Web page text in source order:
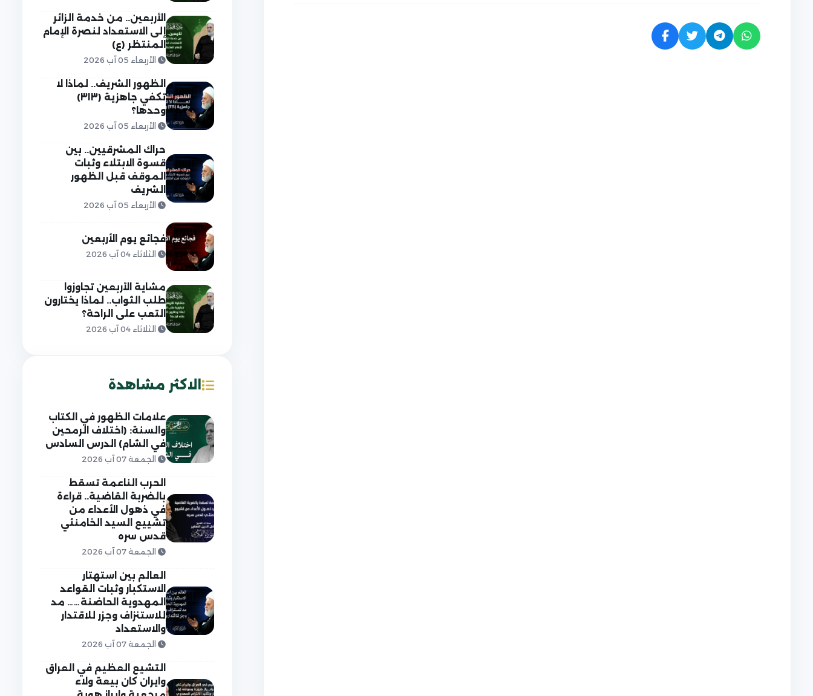
الأربعين.. من خدمة الزائر
إلى الاستعداد لنصرة الإمام
المنتظر (ع)
الأربعاء 05 آب 2026
الظهور الشريف.. لماذا لا
تكفي جاهزية (٣١٣)
وحدها؟
الأربعاء 05 آب 2026
حراك المشرقيين.. بين
قسوة الابتلاء وثبات
الموقف قبل الظهور
الشريف
الأربعاء 05 آب 2026
فجائع يوم الأربعين
الثلاثاء 04 آب 2026
مشاية الأربعين تجاوزوا
طلب الثواب.. لماذا يختارون
التعب على الراحة؟
الثلاثاء 04 آب 2026
الاكثر مشاهدة
علامات الظهور في الكتاب
والسنة: (اختلاف الرمحين
في الشام) الدرس السادس
الجمعة 07 آب 2026
الحرب الناعمة تسقط
بالضربة القاضية.. قراءة
في ذهول الأعداء من
تشييع السيد الخامنئي
قدس سره
الجمعة 07 آب 2026
العالم بين استهتار
الاستكبار وثبات القواعد
المهدوية الحاضنة…… مد
للاستنزاف وجزر للاقتدار
والاستعداد
الجمعة 07 آب 2026
التشيع العظيم في العراق
وايران كان بيعة ولاء